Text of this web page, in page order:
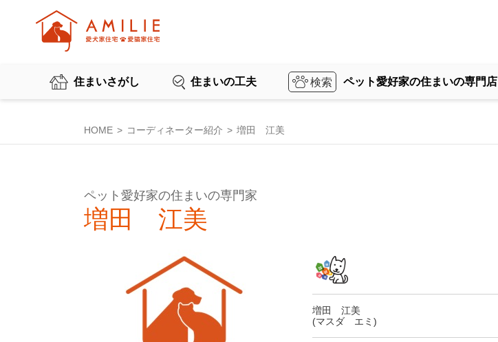
住まいさがし 住まいの工夫 ペット愛好家の住まいの専門店
HOME コーディネーター紹介 増田 江美
ペット愛好家の住まいの専門家
増田 江美
増田 江美
(マスダ エミ)